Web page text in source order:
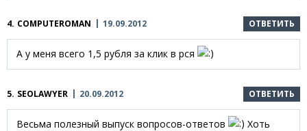
4. COMPUTEROMAN 19.09.2012 ОТВЕТИТЬ
А у меня всего 1,5 рубля за клик в рся
5. SEOLAWYER 20.09.2012 ОТВЕТИТЬ
Весьма полезный выпуск вопросов-ответов
Хоть